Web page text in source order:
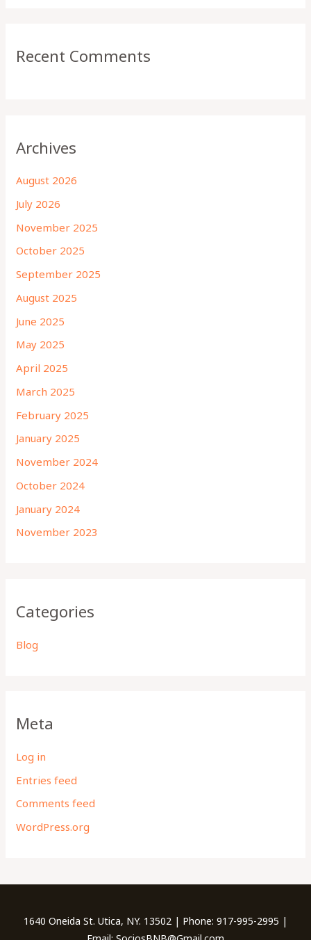
Recent Comments
Archives
August 2026
July 2026
November 2025
October 2025
September 2025
August 2025
June 2025
May 2025
April 2025
March 2025
February 2025
January 2025
November 2024
October 2024
January 2024
November 2023
Categories
Blog
Meta
Log in
Entries feed
Comments feed
WordPress.org
1640 Oneida St. Utica, NY. 13502 | Phone: 917-995-2995 |